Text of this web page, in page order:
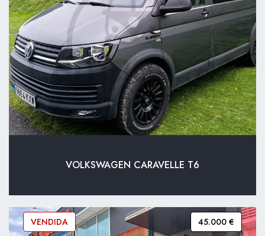
VOLKSWAGEN CARAVELLE T6
VENDIDA 45.000 €